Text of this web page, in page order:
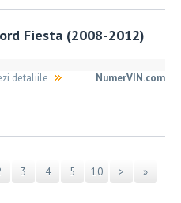
Fiesta (2008-2012)
NumerVIN.com
detaliile
3 4 5 10 > »